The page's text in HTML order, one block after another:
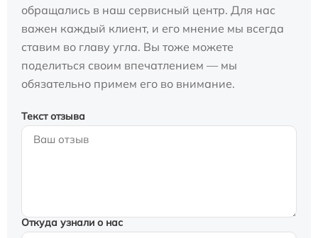
обращались в наш сервисный центр. Для нас
важен каждый клиент, и его мнение мы всегда
ставим во главу угла. Вы тоже можете
поделиться своим впечатлением — мы
обязательно примем его во внимание.
Текст отзыва
Откуда узнали о нас